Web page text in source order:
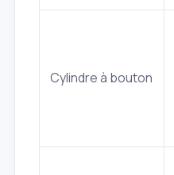
Cylindre à bouton